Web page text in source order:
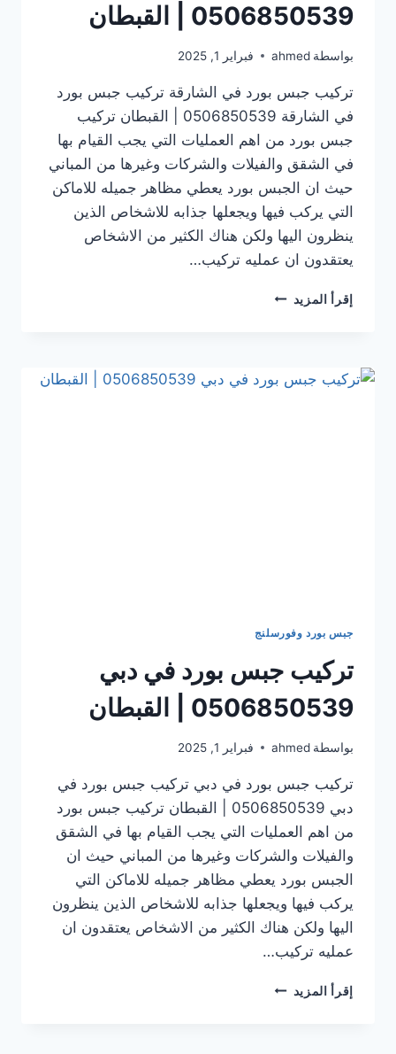
0506850539 | القبطان
بواسطة ahmed فبراير 1, 2025
تركيب جبس بورد في الشارقة تركيب جبس بورد
في الشارقة 0506850539 | القبطان تركيب
جبس بورد من اهم العمليات التي يجب القيام بها
في الشقق والفيلات والشركات وغيرها من المباني
حيث ان الجبس بورد يعطي مظاهر جميله للاماكن
التي يركب فيها ويجعلها جذابه للاشخاص الذين
ينظرون اليها ولكن هناك الكثير من الاشخاص
يعتقدون ان عمليه تركيب…
إقرأ المزيد تركيب
|
جبس بورد وفورسلنج
تركيب جبس بورد في دبي
0506850539 | القبطان
بواسطة ahmed فبراير 1, 2025
تركيب جبس بورد في دبي تركيب جبس بورد في
دبي 0506850539 | القبطان تركيب جبس بورد
من اهم العمليات التي يجب القيام بها في الشقق
والفيلات والشركات وغيرها من المباني حيث ان
الجبس بورد يعطي مظاهر جميله للاماكن التي
يركب فيها ويجعلها جذابه للاشخاص الذين ينظرون
اليها ولكن هناك الكثير من الاشخاص يعتقدون ان
عمليه تركيب…
إقرأ المزيد تركيب